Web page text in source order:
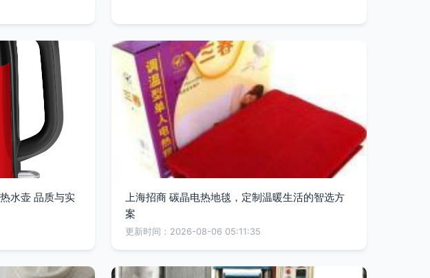
水壶 品质与实
上海招商 碳晶电热地毯，定制温暖生活的智选方
案
更新时间：2026-08-06 05:11:35